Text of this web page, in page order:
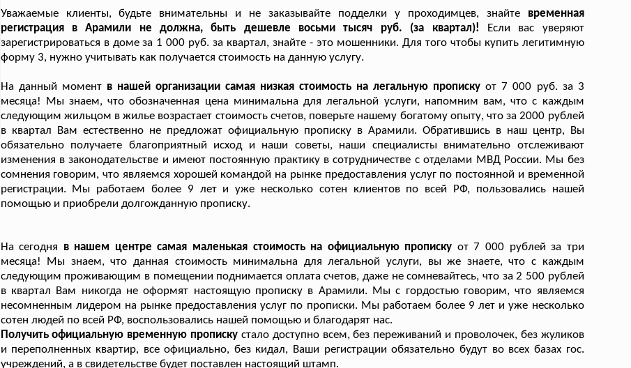
Уважаемые клиенты, будьте внимательны и не заказывайте подделки у проходимцев, знайте временная
регистрация в Арамили не должна, быть дешевле восьми тысяч руб. (за квартал)!
Если вас уверяют
зарегистрироваться в доме за 1 000 руб. за квартал, знайте - это мошенники. Для того чтобы купить легитимную
форму 3, нужно учитывать как получается стоимость на данную услугу.
На данный моментв нашей организации самая низкая стоимость на легальную пропискуот 7 000 руб. за 3
месяца! Мы знаем, что обозначенная цена минимальна для легальной услуги, напомним вам, что с каждым
следующим жильцом в жилье возрастает стоимость счетов, поверьте нашему богатому опыту, что за 2000 рублей
в квартал Вам естественно не предложат официальную прописку в Арамили. Обратившись в наш центр, Вы
обязательно получаете благоприятный исход и наши советы, наши специалисты внимательно отслеживают
изменения в законодательстве и имеют постоянную практику в сотрудничестве с отделами МВД России. Мы без
сомнения говорим, что являемся хорошей командой на рынке предоставления услуг по постоянной и временной
регистрации. Мы работаем более 9 лет и уже несколько сотен клиентов по всей РФ, пользовались нашей
помощью и приобрели долгожданную прописку.
На сегодня в нашем центре самая маленькая стоимость на официальную прописку от 7 000 рублей за три
месяца! Мы знаем, что данная стоимость минимальна для легальной услуги, вы же знаете, что с каждым
следующим проживающим в помещении поднимается оплата счетов, даже не сомневайтесь, что за 2 500 рублей
в квартал Вам никогда не оформят настоящую прописку в Арамили. Мы с гордостью говорим, что являемся
несомненным лидером на рынке предоставления услуг по прописки. Мы работаем более 9 лет и уже несколько
сотен людей по всей РФ, воспользовались нашей помощью и благодарят нас.
Получить официальную временную прописку стало доступно всем, без переживаний и проволочек, без жуликов
и переполненных квартир, все официально, без кидал, Ваши регистрации обязательно будут во всех базах гос.
учреждений, а в свидетельстве будет поставлен настоящий штамп.